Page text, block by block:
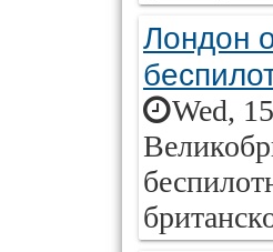
Лондон
Wed,